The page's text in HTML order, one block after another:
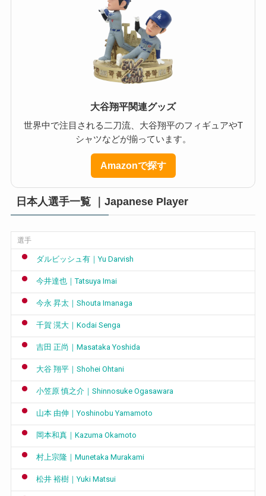
大谷翔平関連グッズ
世界中で注目される二刀流、大谷翔平のフィギュアやT
シャツなどが揃っています。
Amazonで探す
日本人選手一覧 ｜Japanese Player
選手
ダルビッシュ有｜Yu Darvish
今井達也｜Tatsuya Imai
今永 昇太｜Shouta Imanaga
千賀 滉大｜Kodai Senga
吉田 正尚｜Masataka Yoshida
大谷 翔平｜Shohei Ohtani
小笠原 慎之介｜Shinnosuke Ogasawara
山本 由伸｜Yoshinobu Yamamoto
岡本和真｜Kazuma Okamoto
村上宗隆｜Munetaka Murakami
松井 裕樹｜Yuki Matsui